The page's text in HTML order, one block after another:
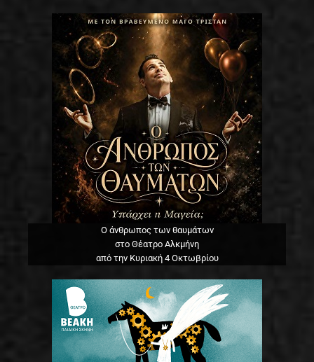
Ο άνθρωπος των θαυμάτων
στο Θέατρο Αλκμήνη
από την Κυριακή 4 Οκτωβρίου